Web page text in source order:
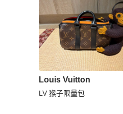
Louis Vuitton
LV 猴子限量包